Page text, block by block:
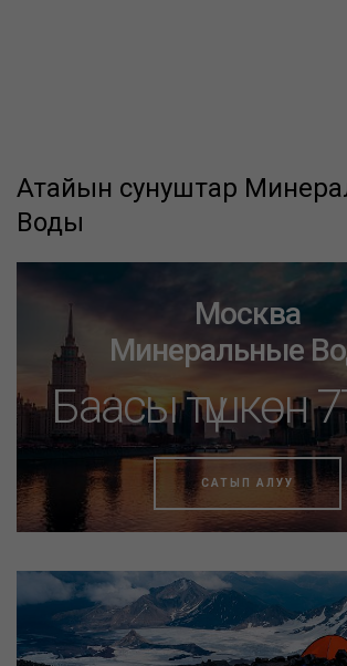
Атайын сунуштар
Воды
Москва
Минеральные
Баасы түшкөн
САТЫП АЛУУ